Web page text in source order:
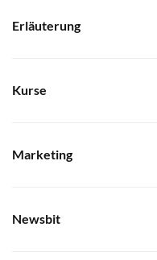
Erläuterung
Kurse
Marketing
Newsbit